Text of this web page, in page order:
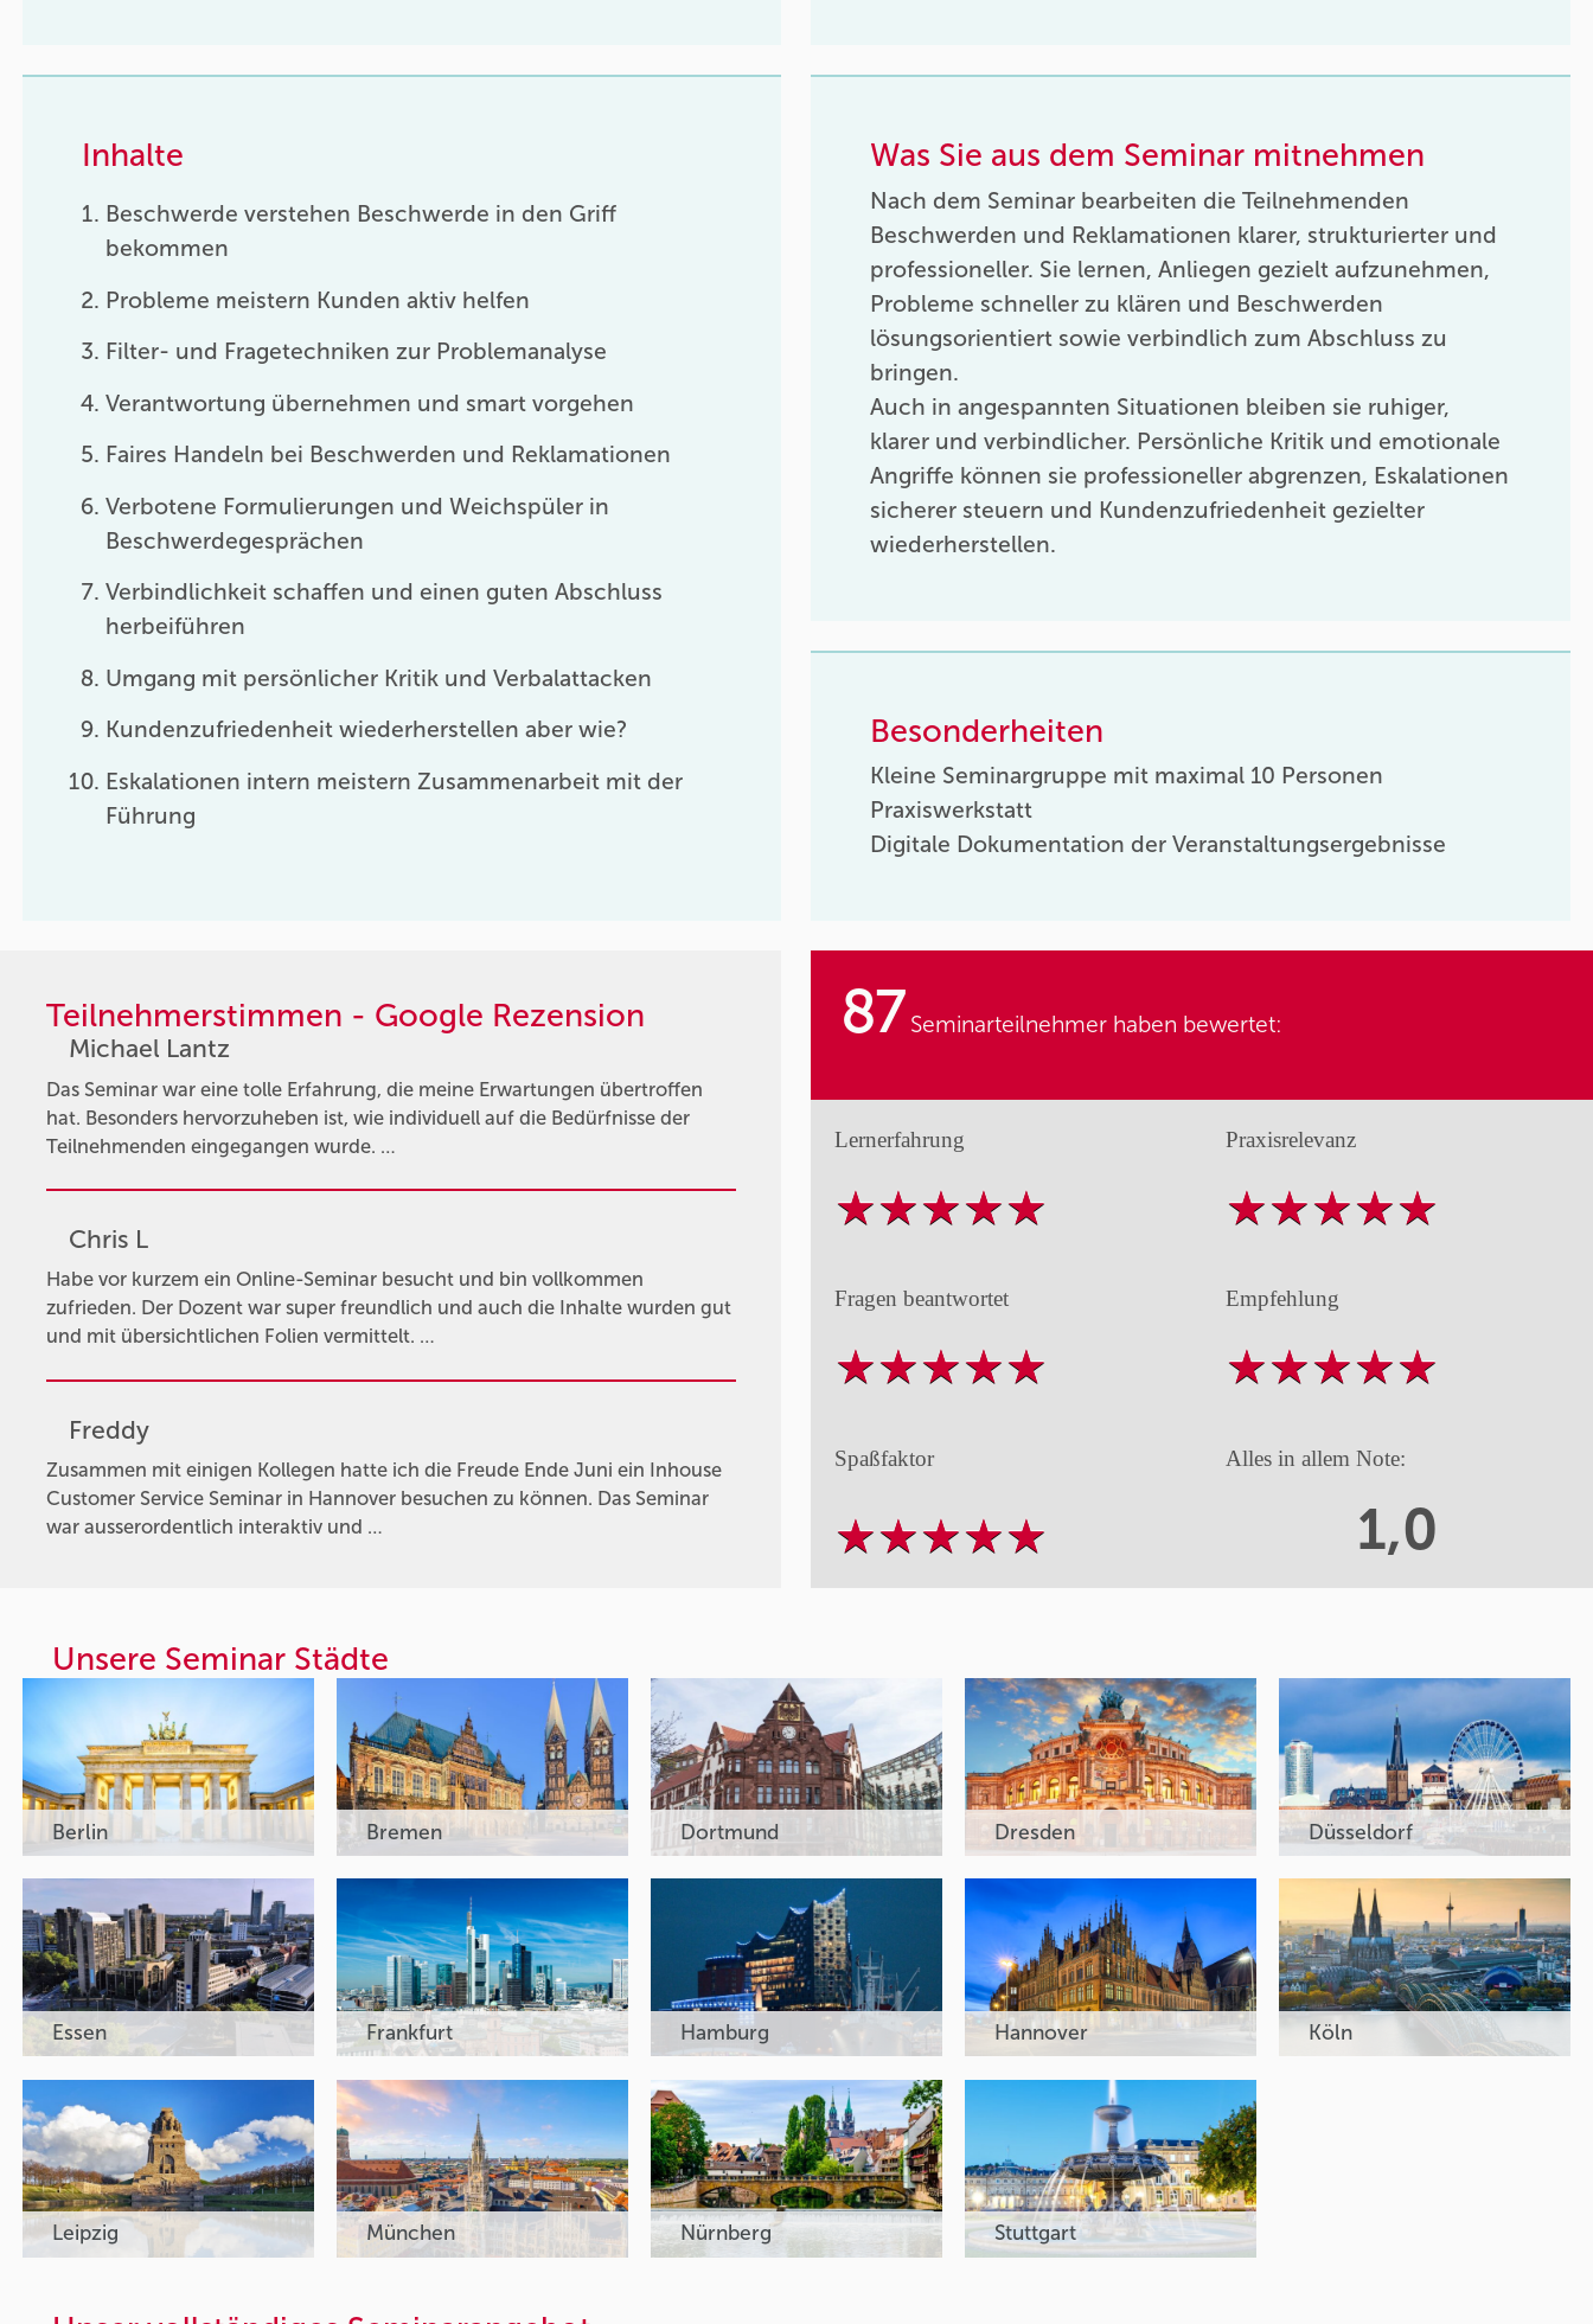
Inhalte
Beschwerde verstehen Beschwerde in den Griff
bekommen
Probleme meistern Kunden aktiv helfen
Filter- und Fragetechniken zur Problemanalyse
Verantwortung übernehmen und smart vorgehen
Faires Handeln bei Beschwerden und Reklamationen
Verbotene Formulierungen und Weichspüler in
Beschwerdegesprächen
Verbindlichkeit schaffen und einen guten Abschluss
herbeiführen
Umgang mit persönlicher Kritik und Verbalattacken
Kundenzufriedenheit wiederherstellen aber wie?
Eskalationen intern meistern Zusammenarbeit mit der
Führung
Was Sie aus dem Seminar mitnehmen
Nach dem Seminar bearbeiten die Teilnehmenden
Beschwerden und Reklamationen klarer, strukturierter und
professioneller. Sie lernen, Anliegen gezielt aufzunehmen,
Probleme schneller zu klären und Beschwerden
lösungsorientiert sowie verbindlich zum Abschluss zu
bringen.
Auch in angespannten Situationen bleiben sie ruhiger,
klarer und verbindlicher. Persönliche Kritik und emotionale
Angriffe können sie professioneller abgrenzen, Eskalationen
sicherer steuern und Kundenzufriedenheit gezielter
wiederherstellen.
Besonderheiten
Kleine Seminargruppe mit maximal 10 Personen
Praxiswerkstatt
Digitale Dokumentation der Veranstaltungsergebnisse
Teilnehmerstimmen - Google Rezension
Michael Lantz
Das Seminar war eine tolle Erfahrung, die meine Erwartungen übertroffen
hat. Besonders hervorzuheben ist, wie individuell auf die Bedürfnisse der
Teilnehmenden eingegangen wurde. …
Chris L
Habe vor kurzem ein Online-Seminar besucht und bin vollkommen
zufrieden. Der Dozent war super freundlich und auch die Inhalte wurden gut
und mit übersichtlichen Folien vermittelt. …
Freddy
Zusammen mit einigen Kollegen hatte ich die Freude Ende Juni ein Inhouse
Customer Service Seminar in Hannover besuchen zu können. Das Seminar
war ausserordentlich interaktiv und …
87 Seminarteilnehmer haben bewertet:
Lernerfahrung Praxisrelevanz
Fragen beantwortet Empfehlung
Spaßfaktor Alles in allem Note:
1,0
Unsere Seminar Städte
Berlin Bremen Dortmund Dresden Düsseldorf
Essen Frankfurt Hamburg Hannover Köln
Leipzig München Nürnberg Stuttgart